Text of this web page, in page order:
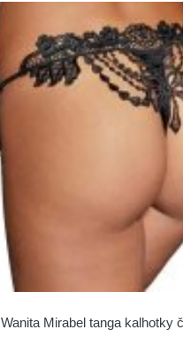
Wanita Mirabel tanga kalhotky